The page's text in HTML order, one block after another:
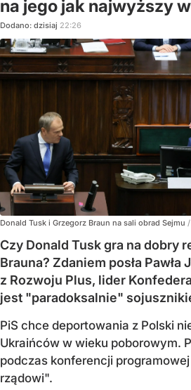
na jego jak najwyższy
Dodano: dzisiaj 22:26
Donald Tusk i Grzegorz Braun na sali obrad Sejmu
Czy Donald Tusk gra na dobry
Brauna? Zdaniem posła Pawła
z Rozwoju Plus, lider
jest "paradoksalnie"
PiS chce deportowania z Polski
Ukraińców w wieku poborowym.
podczas konferencji
rządowi".